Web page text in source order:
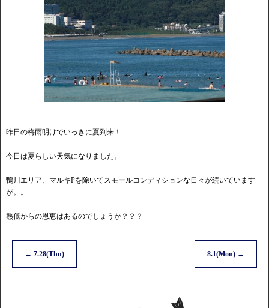
昨日の梅雨明けでいっきに夏到来！
今日は夏らしい天気になりました。
鴨川エリア、マルキPを除いてスモールコンディションな日々が続いています
が。。
熱低からの恩恵はあるのでしょうか？？？
← 7.28(Thu) 8.1(Mon) →